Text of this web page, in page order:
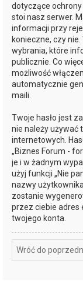
dotyczące
stoi nasz serwer.
informacji przy
konieczne, czy
wybrania, które
publicznie. Co
możliwość
automatycznie
maili.
Twoje hasło jest
nie należy używać
internetowych.
„Biznes Forum -
je i w żadnym
użyj funkcji „Nie
nazwy
zostanie
przez ciebie adres
twojego konta.
Wróć do